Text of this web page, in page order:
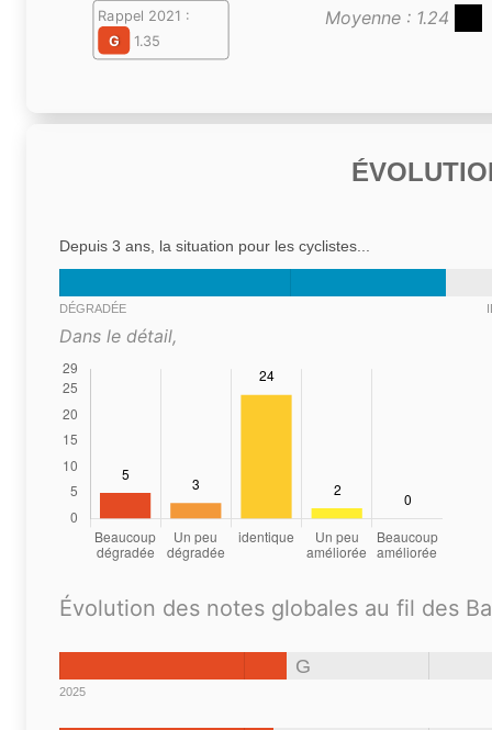
Moyenne : 1.24
Rappel 2021 :
G
1.35
Depuis 3 ans, la situation pour les cyclistes...
DÉGRADÉE
Dans le détail,
Évolution des notes globales au fil des
G
2025